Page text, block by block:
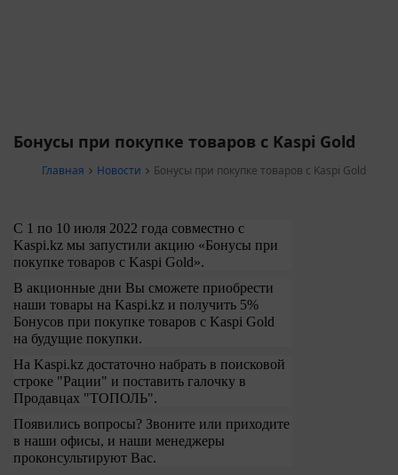
Бонусы при покупке товаров с Kaspi Gold
Главная Новости Бонусы при покупке товаров с Kaspi Gold
С 1 по 10 июля 2022 года совместно с
Kaspi.kz мы запустили акцию «Бонусы при
покупке товаров с Kaspi Gold».
В акционные дни Вы сможете приобрести
наши товары на Kaspi.kz и получить 5%
Бонусов при покупке товаров с Kaspi Gold
на будущие покупки.
На Kaspi.kz достаточно набрать в поисковой
строке "Рации" и поставить галочку в
Продавцах "ТОПОЛЬ".
Появились вопросы? Звоните или приходите
в наши офисы, и наши менеджеры
проконсультируют Вас.